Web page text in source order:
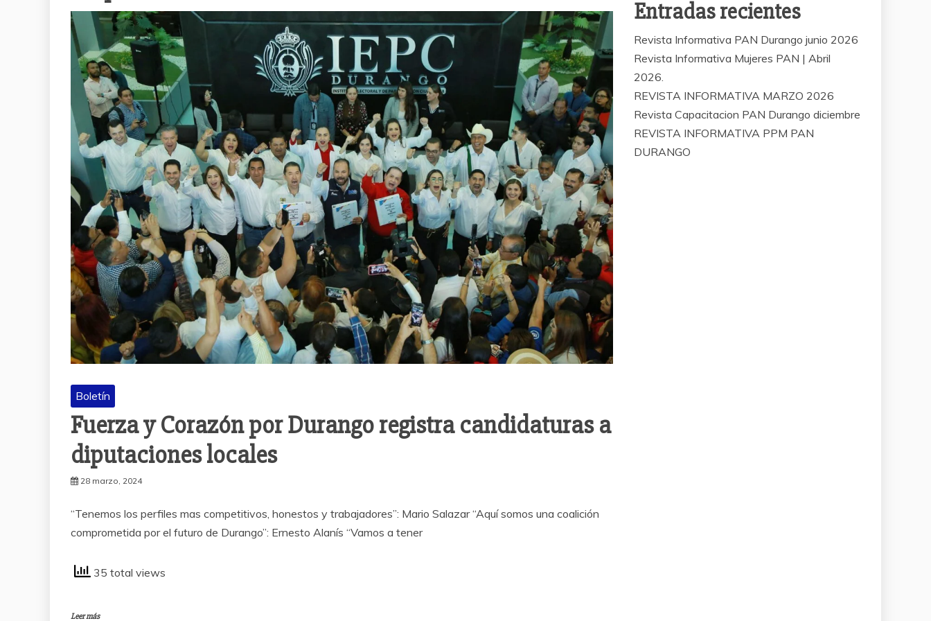
Boletín
Fuerza y Corazón por Durango registra candidaturas a
diputaciones locales
28 marzo, 2024
“Tenemos los perfiles mas competitivos, honestos y trabajadores”: Mario Salazar “Aquí somos una coalición
comprometida por el futuro de Durango”: Ernesto Alanís “Vamos a tener
35 total views
Leer más
Entradas recientes
Revista Informativa PAN Durango junio 2026
Revista Informativa Mujeres PAN | Abril
2026.
REVISTA INFORMATIVA MARZO 2026
Revista Capacitacion PAN Durango diciembre
REVISTA INFORMATIVA PPM PAN
DURANGO